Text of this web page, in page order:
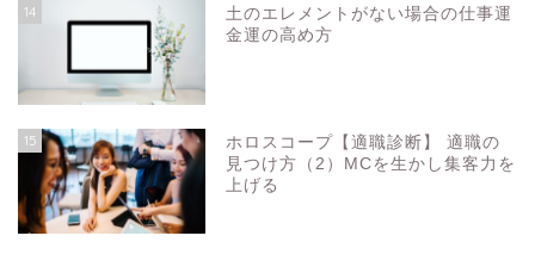
14
土のエレメントがない場合の仕事運
金運の高め方
15
ホロスコープ【適職診断】 適職の
見つけ方（2）MCを生かし集客力を
上げる